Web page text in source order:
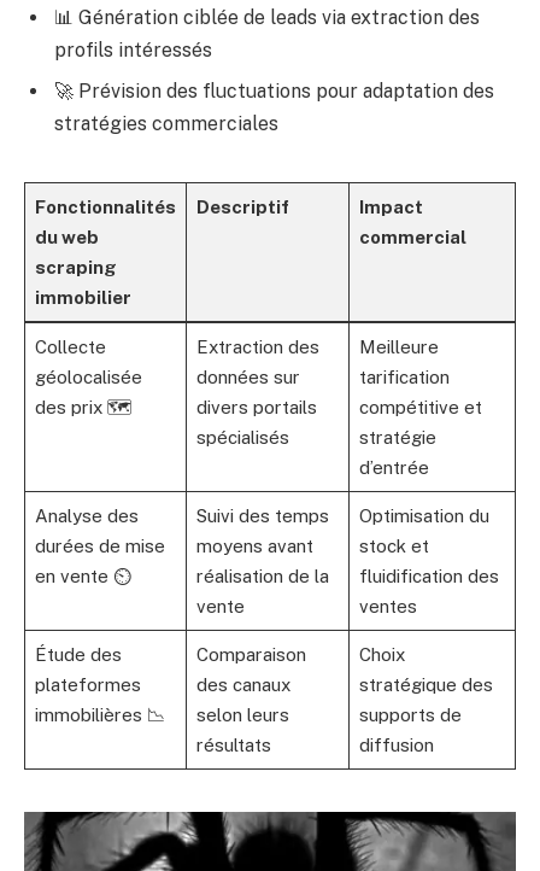
📊 Génération ciblée de leads via extraction des
profils intéressés
🚀 Prévision des fluctuations pour adaptation des
stratégies commerciales
Fonctionnalités
du web
scraping
immobilier
Descriptif
Impact
commercial
Collecte
géolocalisée
des prix 🗺️
Extraction des
données sur
divers portails
spécialisés
Meilleure
tarification
compétitive et
stratégie
d’entrée
Analyse des
durées de mise
en vente ⏲️
Suivi des temps
moyens avant
réalisation de la
vente
Optimisation du
stock et
fluidification des
ventes
Étude des
plateformes
immobilières 📉
Comparaison
des canaux
selon leurs
résultats
Choix
stratégique des
supports de
diffusion